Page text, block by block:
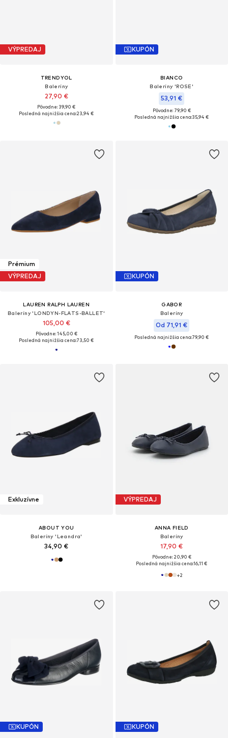
VÝPREDAJ
TRENDYOL
Baleríny
27,90 €
Pôvodne: 39,90 €
Posledná najnižšia cena:23,94 €
KUPÓN
BIANCO
Baleríny 'ROSE'
53,91 €
Pôvodne: 79,90 €
Posledná najnižšia cena:35,94 €
Prémium
VÝPREDAJ
LAUREN RALPH LAUREN
Baleríny 'LONDYN-FLATS-BALLET'
105,00 €
Pôvodne: 145,00 €
Posledná najnižšia cena:73,50 €
KUPÓN
GABOR
Baleríny
Od 71,91 €
Posledná najnižšia cena:79,90 €
Exkluzívne
ABOUT YOU
Baleríny 'Leandra'
34,90 €
VÝPREDAJ
ANNA FIELD
Baleríny
17,90 €
Pôvodne: 20,90 €
Posledná najnižšia cena:16,11 €
+2
KUPÓN KUPÓN